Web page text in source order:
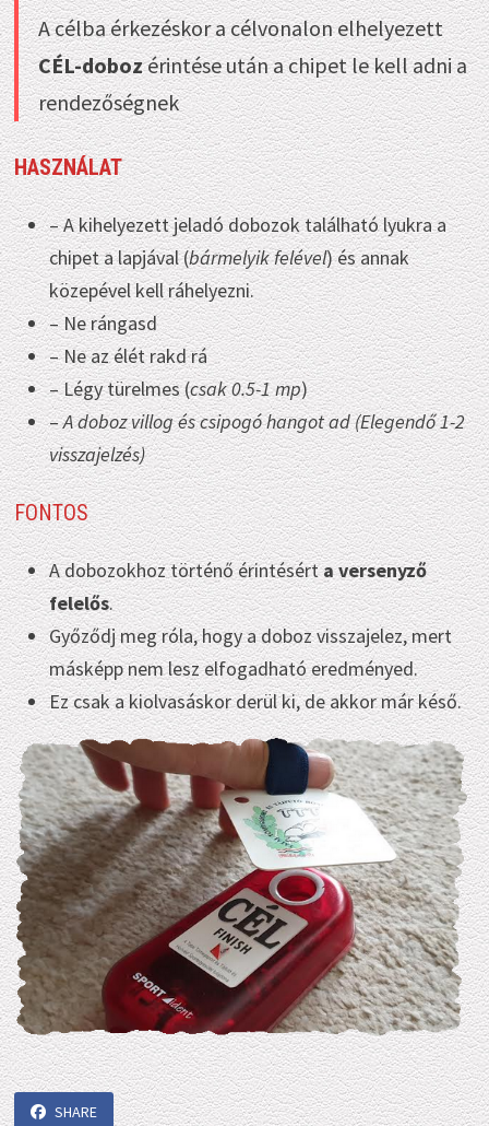
A célba érkezéskor a célvonalon elhelyezett
CÉL-dobozérintése után a chipet le kell adni a
rendezőségnek
HASZNÁLAT
– A kihelyezett jeladó dobozok található lyukra a
chipet a lapjával (bármelyik felével) és annak
közepével kell ráhelyezni.
– Ne rángasd
– Ne az élét rakd rá
– Légy türelmes (csak 0.5-1 mp)
–A doboz villog és csipogó hangot ad (Elegendő 1-2
visszajelzés)
FONTOS
A dobozokhoz történő érintésérta versenyző
felelős.
Győződj meg róla, hogy a doboz visszajelez, mert
másképp nem lesz elfogadható eredményed.
Ez csak a kiolvasáskor derül ki, de akkor már késő.
SHARE